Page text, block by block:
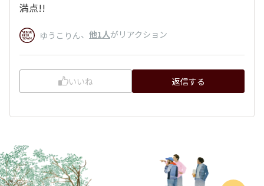
満点!!
ゆうこりん、 他1人がリアクション
いいね 返信する